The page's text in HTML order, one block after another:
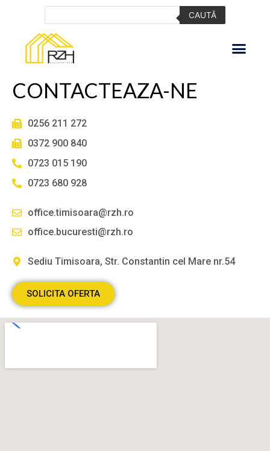
CAUTĂ
CONTACTEAZA-NE
0256 211 272
0372 900 840
0723 015 190
0723 680 928
office.timisoara@rzh.ro
office.bucuresti@rzh.ro
Sediu Timisoara, Str. Constantin cel Mare nr.54
SOLICITA OFERTA